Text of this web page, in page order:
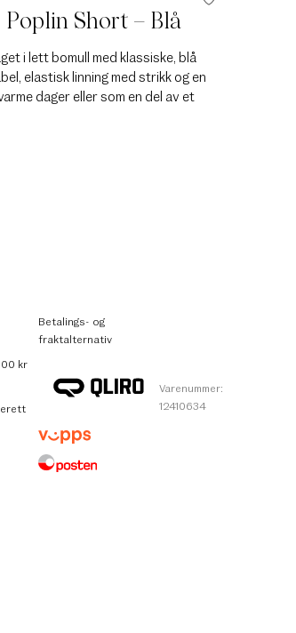
Short – Blå
i lett bomull med klassiske, blå
elastisk linning med strikk og en
dager eller som en del av et
kr
Betalings- og
fraktalternativ
Varenummer:
12410634